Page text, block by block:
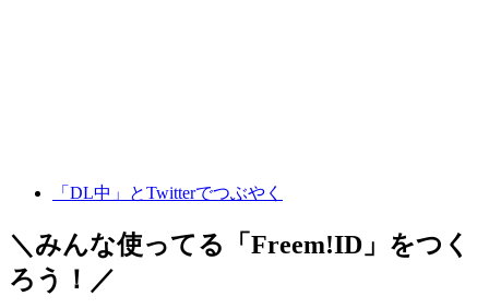
「DL中」とTwitterでつぶやく
＼みんな使ってる「 Freem!ID 」をつく
ろう！／